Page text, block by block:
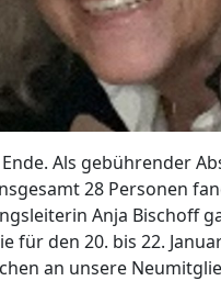
Als gebührender
28 Personen
Anja Bischoff
den 20. bis 22.
an unsere